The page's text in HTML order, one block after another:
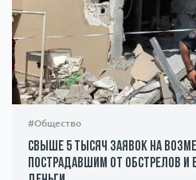
#Общество
Свыше 5 тысяч заявок на
пострадавшим от обстрелов и